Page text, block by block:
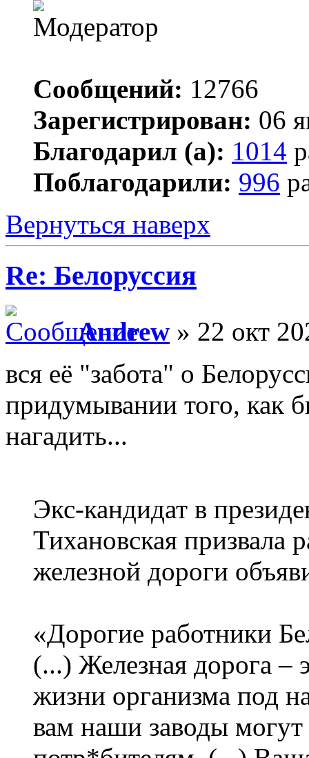
Сообщений: 12766
Зарегистрирован: 06
Благодарил (а): 1014
Поблагодарили: 996
Вернуться наверх
Re: Белоруссия
Andrew » 22 окт
вся её "забота" о
придумывании того, как
нагадить...
Экс-кандидат в
Тихановская призвала
железной дороги
«Дорогие работники
(...) Железная дорога –
жизни организма под
вам наши заводы